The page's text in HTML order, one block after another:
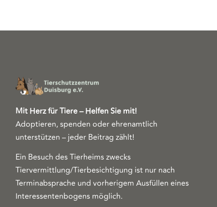
Mit Herz für Tiere – Helfen Sie mit!
Adoptieren, spenden oder ehrenamtlich
unterstützen – jeder Beitrag zählt!
Ein Besuch des Tierheims zwecks
Tiervermittlung/Tierbesichtigung ist nur nach
Terminabsprache und vorherigem Ausfüllen eines
Interessentenbogens möglich.